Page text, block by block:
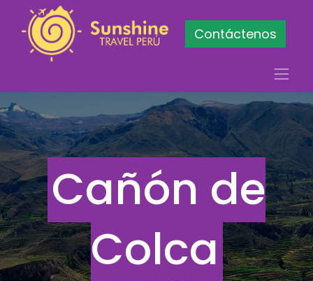
Contáctenos
Cañón de
Colca